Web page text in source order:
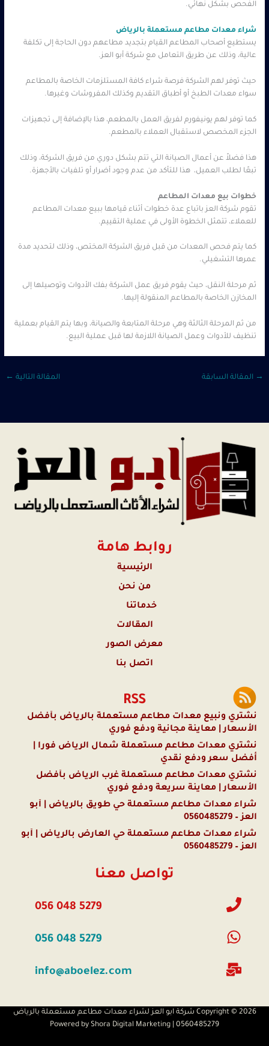
الفحص بشكل نهائي.
شراء معدات مطاعم مستعملة بالرياض
يستطيع أصحاب المطاعم القيام بتجديد مطاعهم دون الحاجة إلى تكلفة
عالية، وذلك عن طريق التعامل مع شركة أبو العز.
حيث توفر لهم الشركة فرصة شراء كافة المستلزمات الخاصة بالمطاعم
سواء معدات الطبخ أو أطباق التقديم وكذلك المفروشات وغيرها.
كما توفر لهم يونيفورم لفريق العمل بالمطعم، هذا بالإضافة إلى تجهيزات
الجزء المخصص لاستقبال العملاء بالمطعم.
هذا فضلاً عن أعمال الصيانة التي تتم بشكل دوري من فريق الشركة، وذلك
تبعًا لطلب العميل، هذا للتأكد من عدم وجود أضرار أو تلفيات بالأجهزة.
خطوات بيع معدات المطاعم
تقوم شركة العز باتباع عدة خطوات أثناء قيامها ببيع معدات المطاعم
للعملاء، تتمثل الخطوة الأولى في عملية التقييم.
كما يتم فحص المعدات من قبل فريق الشركة المختص، وذلك لتحديد مدة
عمرها التشغيلي.
ثم مرحلة النقل، حيث يقوم فريق عمل الشركة بفك الأدوات وتوصيلها إلى
المخازن الخاصة بالمطاعم المنقولة إليها.
من ثم المرحلة الثالثة وهي مرحلة المتابعة والصيانة، وبها يتم القيام بعملية
تنظيف للأدوات وعمل الصيانة اللازمة لها قبل عملية البيع.
→ المقالة السابقة المقالة التالية ←
روابط هامة
الرئيسية
من نحن
خدماتنا
المقالات
معرض الصور
اتصل بنا
RSS
نشتري ونبيع معدات مطاعم مستعملة بالرياض بأفضل
الأسعار | معاينة مجانية ودفع فوري
نشتري معدات مطاعم مستعملة شمال الرياض فوراً |
أفضل سعر ودفع نقدي
نشتري معدات مطاعم مستعملة غرب الرياض بأفضل
الأسعار | معاينة سريعة ودفع فوري
شراء معدات مطاعم مستعملة حي طويق بالرياض | أبو
العز – 0560485279
شراء معدات مطاعم مستعملة حي العارض بالرياض | أبو
العز – 0560485279
تواصل معنا
056 048 5279
056 048 5279
info@aboelez.com
Copyright © 2026 شركة ابو العز لشراء معدات مطاعم مستعملة بالرياض
0560485279 | Powered by Shora Digital Marketing